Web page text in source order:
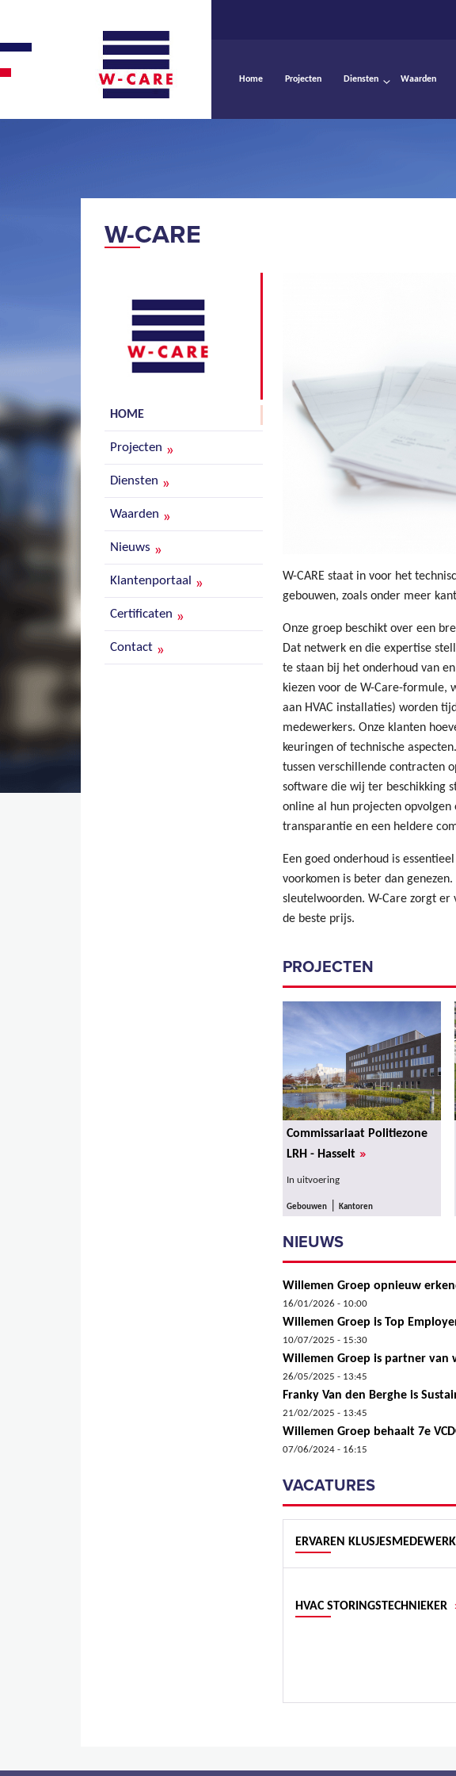
Home Projecten Diensten Waarden
W-CARE
HOME
Projecten
Diensten
Waarden
Nieuws
Klantenportaal
Certificaten
Contact
W-CARE staat in voor het
gebouwen, zoals onder meer
Onze groep beschikt over een
Dat netwerk en die expertise
te staan bij het onderhoud van
kiezen voor de W-Care-formule,
aan HVAC installaties) worden
medewerkers. Onze klanten
keuringen of technische
tussen verschillende contracten
software die wij ter beschikking
online al hun projecten
transparantie en een heldere
Een goed onderhoud is
voorkomen is beter dan
sleutelwoorden. W-Care zorgt
de beste prijs.
PROJECTEN
Commissariaat Politiezone
LRH - Hasselt »
In uitvoering
Gebouwen Kantoren
NIEUWS
Willemen Groep opnieuw
16/01/2026 - 10:00
Willemen Groep is Top
10/07/2025 - 15:30
Willemen Groep is partner
26/05/2025 - 13:45
Franky Van den Berghe is
21/02/2025 - 13:45
Willemen Groep behaalt 7e
07/06/2024 - 16:15
VACATURES
ERVAREN
HVAC STORINGSTECHNIEKER